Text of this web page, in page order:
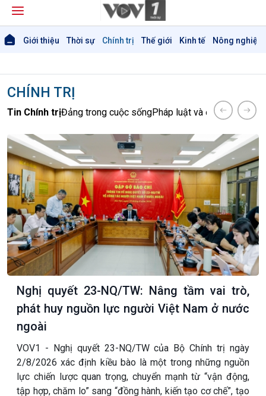
Giới thiệu Thời sự Chính trị Thế giới Kinh tế Nông nghiệp
CHÍNH TRỊ
Tin Chính trịĐảng trong cuộc sốngPháp luật và đời sống
Nghị quyết 23-NQ/TW: Nâng tầm vai trò,
phát huy nguồn lực người Việt Nam ở nước
ngoài
VOV1 - Nghị quyết 23-NQ/TW của Bộ Chính trị ngày
2/8/2026 xác định kiều bào là một trong những nguồn
lực chiến lược quan trọng, chuyển mạnh từ “vận động,
tập hợp, chăm lo” sang “đồng hành, kiến tạo cơ chế”, tạo